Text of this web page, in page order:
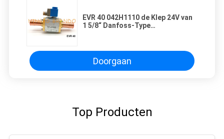
EVR 40 042H1110 de Klep 24V van
1 5/8“ Danfoss-Type
Doorgaan
Top Producten